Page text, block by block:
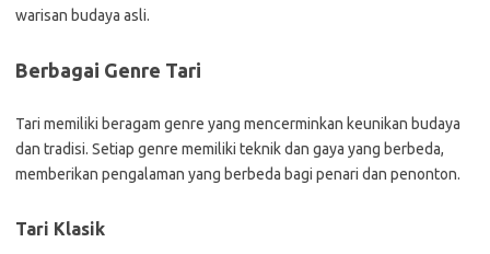
warisan budaya asli.
Berbagai Genre Tari
Tari memiliki beragam genre yang mencerminkan keunikan budaya
dan tradisi. Setiap genre memiliki teknik dan gaya yang berbeda,
memberikan pengalaman yang berbeda bagi penari dan penonton.
Tari Klasik